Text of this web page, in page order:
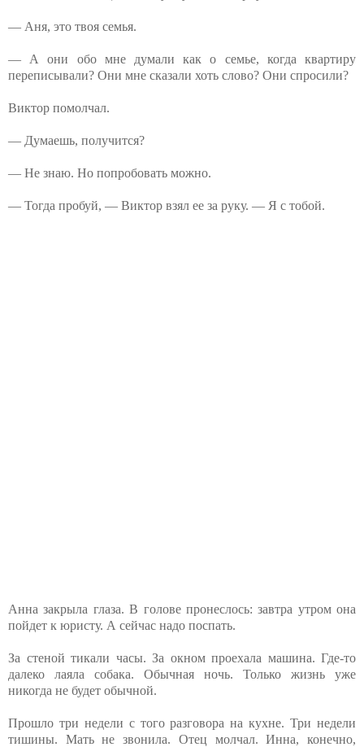
— Аня, это твоя семья.
— А они обо мне думали как о семье, когда квартиру
переписывали? Они мне сказали хоть слово? Они спросили?
Виктор помолчал.
— Думаешь, получится?
— Не знаю. Но попробовать можно.
— Тогда пробуй, — Виктор взял ее за руку. — Я с тобой.
Анна закрыла глаза. В голове пронеслось: завтра утром она
пойдет к юристу. А сейчас надо поспать.
За стеной тикали часы. За окном проехала машина. Где-то
далеко лаяла собака. Обычная ночь. Только жизнь уже
никогда не будет обычной.
Прошло три недели с того разговора на кухне. Три недели
тишины. Мать не звонила. Отец молчал. Инна, конечно,